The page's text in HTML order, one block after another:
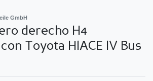
GmbH
derecho H4
Toyota HIACE IV Bus